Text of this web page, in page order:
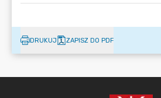
DRUKUJ ZAPISZ DO PDF